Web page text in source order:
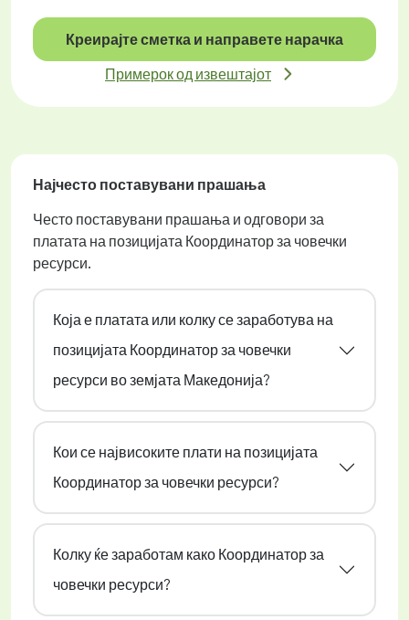
Креирајте сметка и направете нарачка
Примерок од извештајот
Најчесто поставувани прашања
Често поставувани прашања и одговори за
платата на позицијата Координатор за човечки
ресурси.
Која е платата или колку се заработува на
позицијата Координатор за човечки
ресурси во земјата Македонија?
Кои се највисоките плати на позицијата
Координатор за човечки ресурси?
Колку ќе заработам како Координатор за
човечки ресурси?